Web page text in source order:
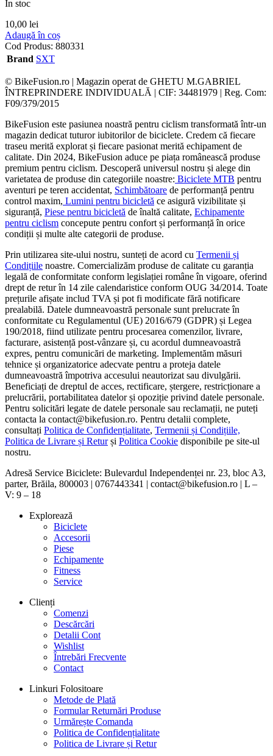
In stoc
10,00 lei
Adaugă în coș
Cod Produs: 880331
Brand SXT
© BikeFusion.ro | Magazin operat de GHETU M.GABRIEL
ÎNTREPRINDERE INDIVIDUALĂ | CIF: 34481979 | Reg. Com:
F09/379/2015
BikeFusion este pasiunea noastră pentru ciclism transformată într-un
magazin dedicat tuturor iubitorilor de biciclete. Credem că fiecare
traseu merită explorat și fiecare pasionat merită echipament de
calitate. Din 2024, BikeFusion aduce pe piața românească produse
premium pentru ciclism. Descoperă universul nostru și alege din
varietatea de produse din categoriile noastre: Biciclete MTB pentru
aventuri pe teren accidentat, Schimbătoare de performanță pentru
control maxim, Lumini pentru bicicletă ce asigură vizibilitate și
siguranță, Piese pentru bicicletă de înaltă calitate, Echipamente
pentru ciclism concepute pentru confort și performanță în orice
condiții și multe alte categorii de produse.
Prin utilizarea site-ului nostru, sunteți de acord cu Termenii și
Condițiile noastre. Comercializăm produse de calitate cu garanția
legală de conformitate conform legislației române în vigoare, oferind
drept de retur în 14 zile calendaristice conform OUG 34/2014. Toate
prețurile afișate includ TVA și pot fi modificate fără notificare
prealabilă. Datele dumneavoastră personale sunt prelucrate în
conformitate cu Regulamentul (UE) 2016/679 (GDPR) și Legea
190/2018, fiind utilizate pentru procesarea comenzilor, livrare,
facturare, asistență post-vânzare și, cu acordul dumneavoastră
expres, pentru comunicări de marketing. Implementăm măsuri
tehnice și organizatorice adecvate pentru a proteja datele
dumneavoastră împotriva accesului neautorizat sau divulgării.
Beneficiați de dreptul de acces, rectificare, ștergere, restricționare a
prelucrării, portabilitatea datelor și opoziție privind datele personale.
Pentru solicitări legate de datele personale sau reclamații, ne puteți
contacta la contact@bikefusion.ro. Pentru detalii complete,
consultați Politica de Confidențialitate, Termenii și Condițiile,
Politica de Livrare și Returși Politica Cookie disponibile pe site-ul
nostru.
Adresă Service Biciclete: Bulevardul Independenței nr. 23, bloc A3,
parter, Brăila, 800003 | 0767443341 | contact@bikefusion.ro | L –
V: 9 – 18
Explorează
Biciclete
Accesorii
Piese
Echipamente
Fitness
Service
Clienți
Comenzi
Descărcări
Detalii Cont
Wishlist
Întrebări Frecvente
Contact
Linkuri Folositoare
Metode de Plată
Formular Returnări Produse
Urmărește Comanda
Politica de Confidențialitate
Politica de Livrare și Retur